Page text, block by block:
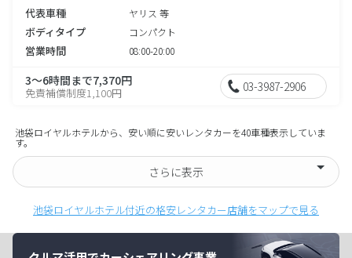
代表車種 ヤリス 等
ボディタイプ コンパクト
営業時間 08:00-20:00
3～6時間まで7,370円
免責補償制度1,100円 03-3987-2906
池袋ロイヤルホテルから、安い順に安いレンタカーを40車種表示していま
す。
さらに表示
池袋ロイヤルホテル付近の格安レンタカー店舗をマップで見る